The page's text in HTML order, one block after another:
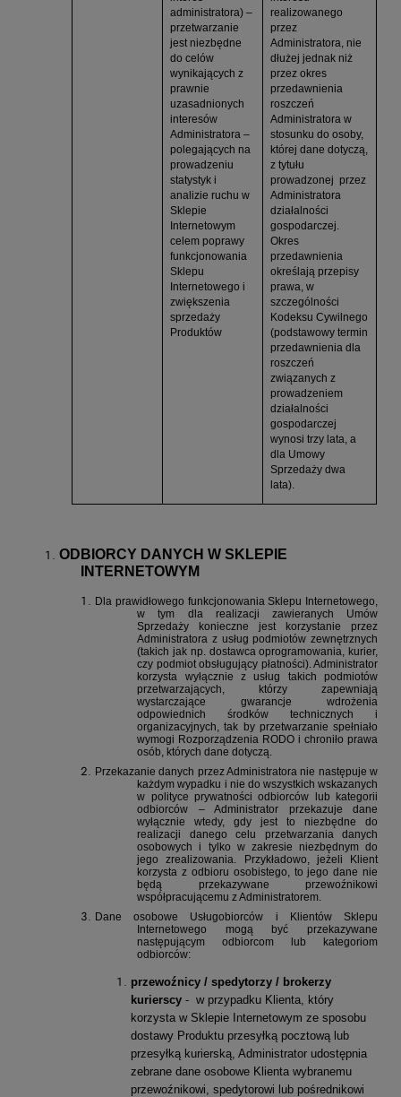
administratora) –
przetwarzanie
jest niezbędne
do celów
wynikających z
prawnie
uzasadnionych
interesów
Administratora –
polegających na
prowadzeniu
statystyk i
analizie ruchu w
Sklepie
Internetowym
celem poprawy
funkcjonowania
Sklepu
Internetowego i
zwiększenia
sprzedaży
Produktów
realizowanego
przez
Administratora, nie
dłużej jednak niż
przez okres
przedawnienia
roszczeń
Administratora w
stosunku do osoby,
której dane dotyczą,
z tytułu
prowadzonej przez
Administratora
działalności
gospodarczej.
Okres
przedawnienia
określają przepisy
prawa, w
szczególności
Kodeksu Cywilnego
(podstawowy termin
przedawnienia dla
roszczeń
związanych z
prowadzeniem
działalności
gospodarczej
wynosi trzy lata, a
dla Umowy
Sprzedaży dwa
lata).
ODBIORCY DANYCH W SKLEPIE
INTERNETOWYM
Dla prawidłowego funkcjonowania Sklepu Internetowego,
w tym dla realizacji zawieranych Umów
Sprzedaży konieczne jest korzystanie przez
Administratora z usług podmiotów zewnętrznych
(takich jak np. dostawca oprogramowania, kurier,
czy podmiot obsługujący płatności). Administrator
korzysta wyłącznie z usług takich podmiotów
przetwarzających, którzy zapewniają
wystarczające gwarancje wdrożenia
odpowiednich środków technicznych i
organizacyjnych, tak by przetwarzanie spełniało
wymogi Rozporządzenia RODO i chroniło prawa
osób, których dane dotyczą.
Przekazanie danych przez Administratora nie następuje w
każdym wypadku i nie do wszystkich wskazanych
w polityce prywatności odbiorców lub kategorii
odbiorców – Administrator przekazuje dane
wyłącznie wtedy, gdy jest to niezbędne do
realizacji danego celu przetwarzania danych
osobowych i tylko w zakresie niezbędnym do
jego zrealizowania. Przykładowo, jeżeli Klient
korzysta z odbioru osobistego, to jego dane nie
będą przekazywane przewoźnikowi
współpracującemu z Administratorem.
Dane osobowe Usługobiorców i Klientów Sklepu
Internetowego mogą być przekazywane
następującym odbiorcom lub kategoriom
odbiorców:
przewoźnicy / spedytorzy / brokerzy
kurierscy - w przypadku Klienta, który
korzysta w Sklepie Internetowym ze sposobu
dostawy Produktu przesyłką pocztową lub
przesyłką kurierską, Administrator udostępnia
zebrane dane osobowe Klienta wybranemu
przewoźnikowi, spedytorowi lub pośrednikowi